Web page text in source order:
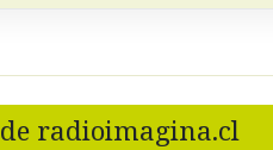
de radioimagina.cl